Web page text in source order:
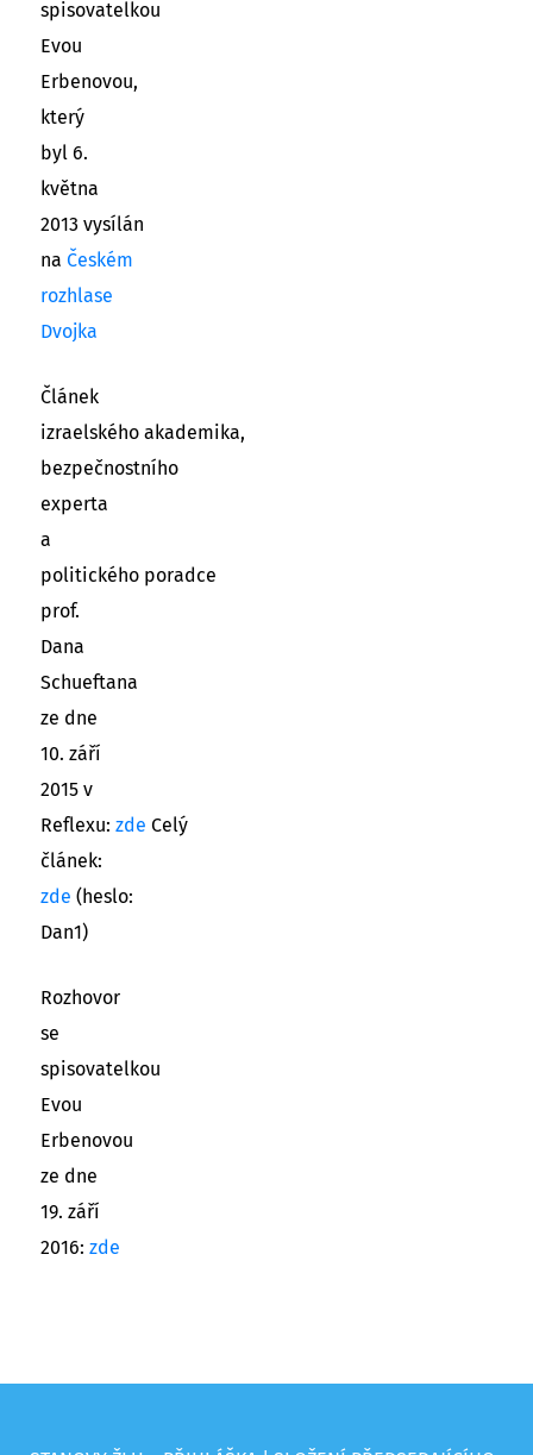
spisovatelkou
Evou
Erbenovou,
který
byl 6.
května
2013 vysílán
na Českém
rozhlase
Dvojka
Článek
izraelského akademika,
bezpečnostního
experta
a
politického poradce
prof.
Dana
Schueftana
ze dne
10. září
2015 v
Reflexu: zde Celý
článek:
zde (heslo:
Dan1)
Rozhovor
se
spisovatelkou
Evou
Erbenovou
ze dne
19. září
2016: zde